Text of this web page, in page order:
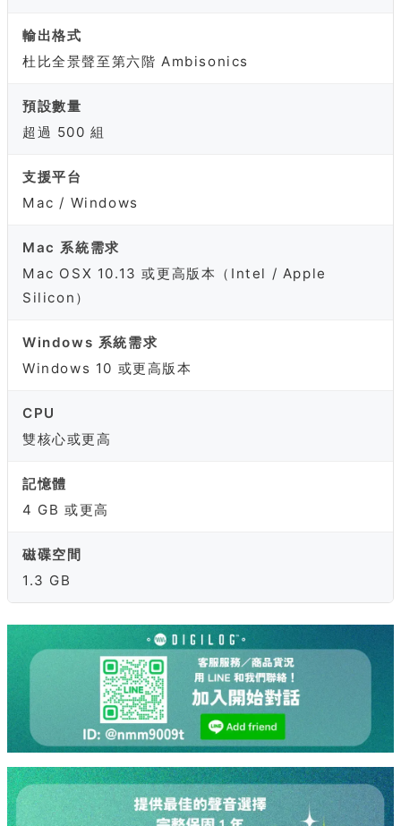
輸出格式
杜比全景聲至第六階 Ambisonics
預設數量
超過 500 組
支援平台
Mac / Windows
Mac 系統需求
Mac OSX 10.13 或更高版本（Intel / Apple
Silicon）
Windows 系統需求
Windows 10 或更高版本
CPU
雙核心或更高
記憶體
4 GB 或更高
磁碟空間
1.3 GB